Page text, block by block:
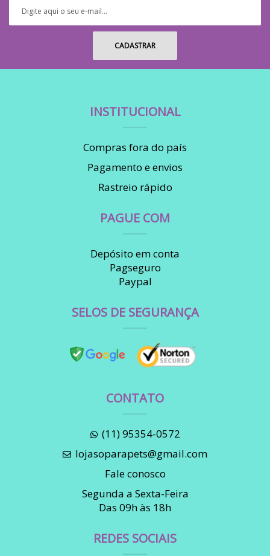
INSTITUCIONAL
Compras fora do país
Pagamento e envios
Rastreio rápido
PAGUE COM
Depósito em conta
Pagseguro
Paypal
SELOS DE SEGURANÇA
CONTATO
(11) 95354-0572
lojasoparapets@gmail.com
Fale conosco
Segunda a Sexta-Feira
Das 09h às 18h
REDES SOCIAIS